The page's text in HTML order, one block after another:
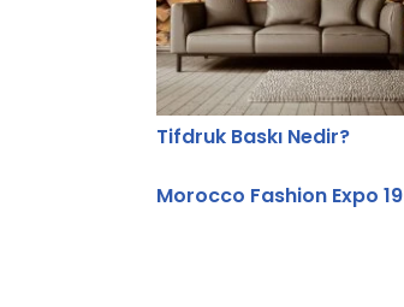
Tifdruk Baskı Nedir?
Morocco Fashion Expo 19